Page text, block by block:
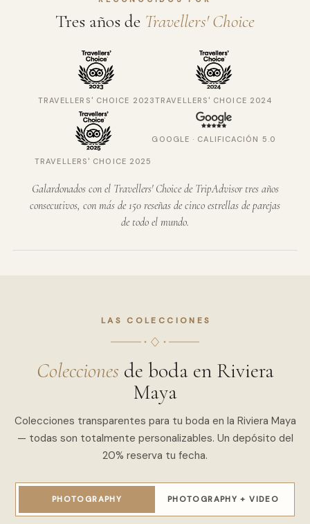
Tres años de Travellers' Choice
TRAVELLERS' CHOICE 2023TRAVELLERS' CHOICE 2024
TRAVELLERS' CHOICE 2025
GOOGLE · CALIFICACIÓN 5.0
Galardonados con el Travellers' Choice de TripAdvisor tres años
consecutivos, con más de 150 reseñas de cinco estrellas de parejas
de todo el mundo.
LAS COLECCIONES
Colecciones de boda en Riviera
Maya
Colecciones transparentes para tu boda en la Riviera Maya
— todas son totalmente personalizables. Un depósito del
20% reserva tu fecha.
PHOTOGRAPHY PHOTOGRAPHY + VIDEO